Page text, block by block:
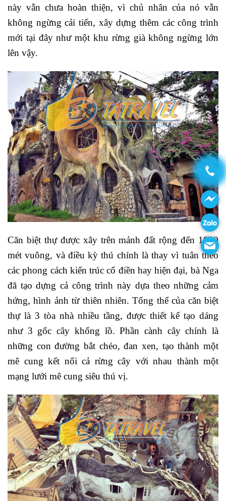
này vẫn chưa hoàn thiện, vì chủ nhân của nó vẫn
không ngừng cải tiến, xây dựng thêm các công trình
mới tại đây như một khu rừng già không ngừng lớn
lên vậy.
Căn biệt thự được xây trên mảnh đất rộng đến 1000
mét vuông, và điều kỳ thú chính là thay vì tuân theo
các phong cách kiến trúc cổ điền hay hiện đại, bà Nga
đã tạo dựng cả công trình này dựa theo những cảm
hứng, hình ảnh từ thiên nhiên. Tổng thể của căn biệt
thự là 3 tòa nhà nhiều tầng, được thiết kế tạo dáng
như 3 gốc cây khổng lồ. Phần cành cây chính là
những con đường bắt chéo, đan xen, tạo thành một
mê cung kết nổi cả rừng cây với nhau thành một
mạng lưới mê cung siêu thú vị.